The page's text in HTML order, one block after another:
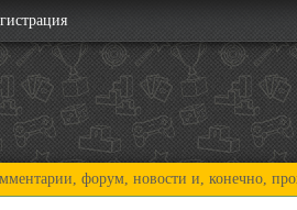
форум, новости и, конечно, прохождения!